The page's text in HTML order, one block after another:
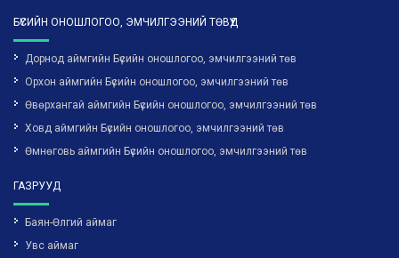
БҮСИЙН ОНОШЛОГОО, ЭМЧИЛГЭЭНИЙ ТӨВҮҮД
Дорнод аймгийн Бүсийн оношлогоо, эмчилгээний төв
Орхон аймгийн Бүсийн оношлогоо, эмчилгээний төв
Өвөрхангай аймгийн Бүсийн оношлогоо, эмчилгээний төв
Ховд аймгийн Бүсийн оношлогоо, эмчилгээний төв
Өмнөговь аймгийн Бүсийн оношлогоо, эмчилгээний төв
ГАЗРУУД
Баян-Өлгий аймаг
Увс аймаг